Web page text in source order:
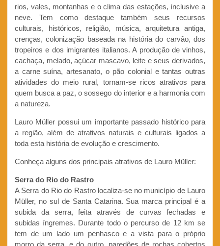
rios, vales, montanhas e o clima das estações, inclusive a
neve. Tem como destaque também seus recursos
culturais, históricos, religião, música, arquitetura antiga,
crenças, colonização baseada na história do carvão, dos
tropeiros e dos imigrantes italianos. A produção de vinhos,
cachaça, melado, açúcar mascavo, leite e seus derivados,
a carne suína, artesanato, o pão colonial e tantas outras
atividades do meio rural, tornam-se ricos atrativos para
quem busca a paz, o sossego do interior e a harmonia com
a natureza.
Lauro Müller possui um importante passado histórico para
a região, além de atrativos naturais e culturais ligados a
toda esta história de evolução e crescimento.
Conheça alguns dos principais atrativos de Lauro Müller:
Serra do Rio do Rastro
A Serra do Rio do Rastro localiza-se no município de Lauro
Müller, no sul de Santa Catarina. Sua marca principal é a
subida da serra, feita através de curvas fechadas e
subidas íngremes. Durante todo o percurso de 12 km se
tem de um lado um penhasco e a vista para o próprio
morro da serra, e do outro, paredões de rochas cobertos